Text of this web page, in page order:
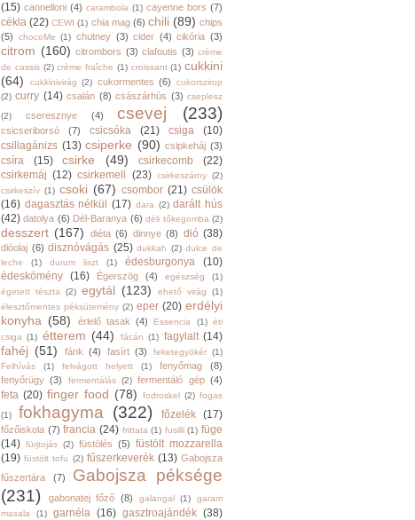
(15) cannelloni (4) carambola (1) cayenne bors (7)
cékla (22) CEWI (1) chia mag (6) chili (89) chips
(5)
chocoMe (1) chutney (3) cider (4) cikória (3)
citrom (160) citrombors (3) clafoutis (3) crème
de cassis (2) crème fraîche (1) croissant (1) cukkini
(64)
cukkinivirág (2) cukormentes (6)
cukorszirup
(2) curry (14) csalán (8) császárhús (3) cseplesz
(2)
cseresznye (4) csevej (233)
csicseriborsó (7) csicsóka (21) csiga
(10)
csillagánizs (13) csiperke (90) csipkeháj (3)
csíra (15) csirke (49) csirkecomb
(22)
csirkemáj (12) csirkemell (23) csirkeszárny (2)
csirkeszív (1) csoki (67) csombor (21) csülök
(16) dagasztás nélkül (17) dara (2) darált hús
(42) datolya (6) Dél-Baranya (6) déli tőkegomba (2)
desszert (167) diéta (6) dinnye (8) dió (38)
dióolaj (6) disznóvágás (25) dukkah (2) dulce de
leche
(1) durum liszt (1) édesburgonya
(10)
édeskömény (16) Égerszög (4) egészség
(1)
égetett tészta
(2) egytál (123) ehető virág
(1)
élesztőmentes péksütemény (2) eper (20) erdélyi
konyha (58) érlelő tasak (4) Essencia (1) éti
csiga (1) étterem (44) fácán (1) fagylalt (14)
fahéj (51) fánk (4) fasírt (3) feketegyökér (1)
Felhívás
(1) felvágott helyett (1) fenyőmag
(8)
fenyőrügy (3) fermentálás (2) fermentáló gép (4)
feta (20) finger food (78) fodroskel (2) fogas
(1)
fokhagyma (322) főzelék (17)
főzőiskola (7) francia (24) frittata (1) fusilli (1) füge
(14) fürjtojás (2) füstölés (5) füstölt mozzarella
(19) füstölt tofu (2) fűszerkeverék (13) Gabojsza
fűszertára
(7)
Gabojsza péksége
(231)
gabonatej főző (8) galangal (1)
garam
masala
(1) garnéla (16) gasztroajándék (38)